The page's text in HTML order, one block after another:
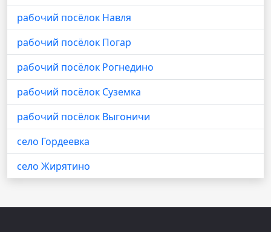
рабочий посёлок Навля
рабочий посёлок Погар
рабочий посёлок Рогнедино
рабочий посёлок Суземка
рабочий посёлок Выгоничи
село Гордеевка
село Жирятино